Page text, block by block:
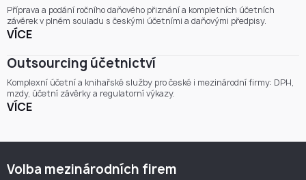
Příprava a podání ročního daňového přiznání a kompletních účetních
závěrek v plném souladu s českými účetními a daňovými předpisy.
VÍCE
Outsourcing účetnictví
Komplexní účetní a knihařské služby pro české i mezinárodní firmy: DPH,
mzdy, účetní závěrky a regulatorní výkazy.
VÍCE
Volba mezinárodních firem